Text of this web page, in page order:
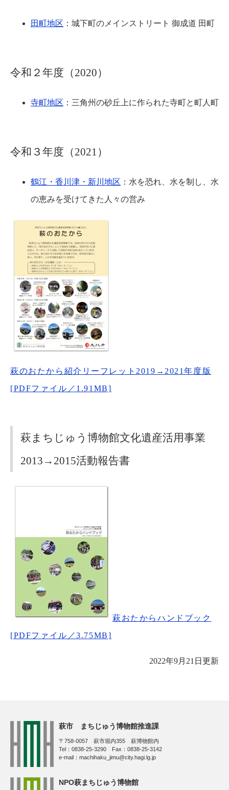
田町地区 ：城下町のメインストリート 御成道 田町
令和２年度（2020）
寺町地区 ：三角州の砂丘上に作られた寺町と町人町
令和３年度（2021）
鶴江・香川津・新川地区 ：水を恐れ、水を制し、水
の恵みを受けてきた人々の営み
萩のおたから紹介リーフレット2019→2021年度版
[PDFファイル／1.91MB]
萩まちじゅう博物館文化遺産活用事業
2013→2015活動報告書
萩おたからハンドブック
[PDFファイル／3.75MB]
2022年9月21日更新
萩市 まちじゅう博物館推進課
〒758-0057 萩市堀内355 萩博物館内
Tel：0838-25-3290 Fax：0838-25-3142
e-mail：machihaku_jimu@city.hagi.lg.jp
NPO萩まちじゅう博物館